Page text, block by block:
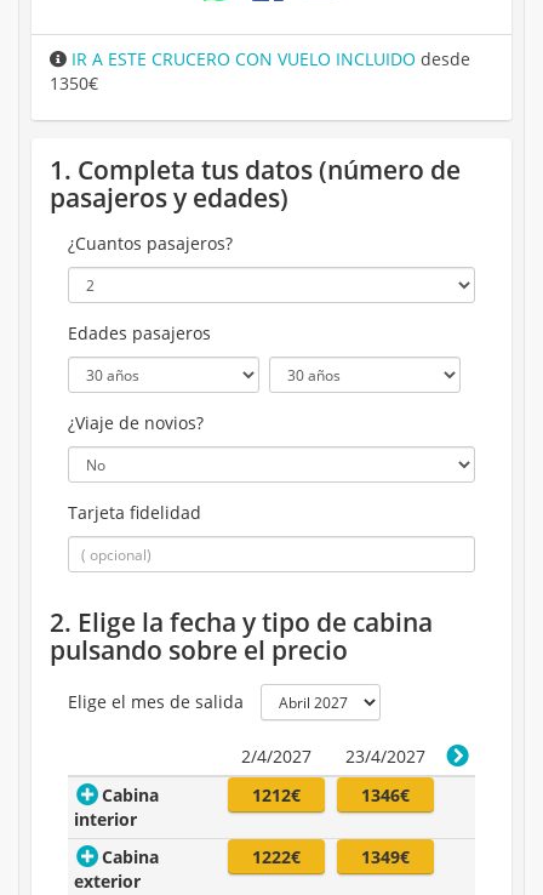
IR A ESTE CRUCERO CON VUELO INCLUIDO desde
1350€
1. Completa tus datos (número de
pasajeros y edades)
¿Cuantos pasajeros?
Edades pasajeros
¿Viaje de novios?
Tarjeta fidelidad
2. Elige la fecha y tipo de cabina
pulsando sobre el precio
Elige el mes de salida
2/4/2027
23/4/2027
Cabina
interior
1212€ 1346€
Cabina
exterior
1222€ 1349€